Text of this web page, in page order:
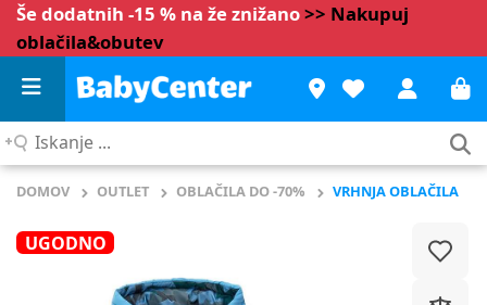
Še dodatnih -15 % na že znižano>> Nakupuj
oblačila&obutev
Iskanje
DOMOV OUTLET OBLAČILA DO -70% VRHNJA OBLAČILA
UGODNO